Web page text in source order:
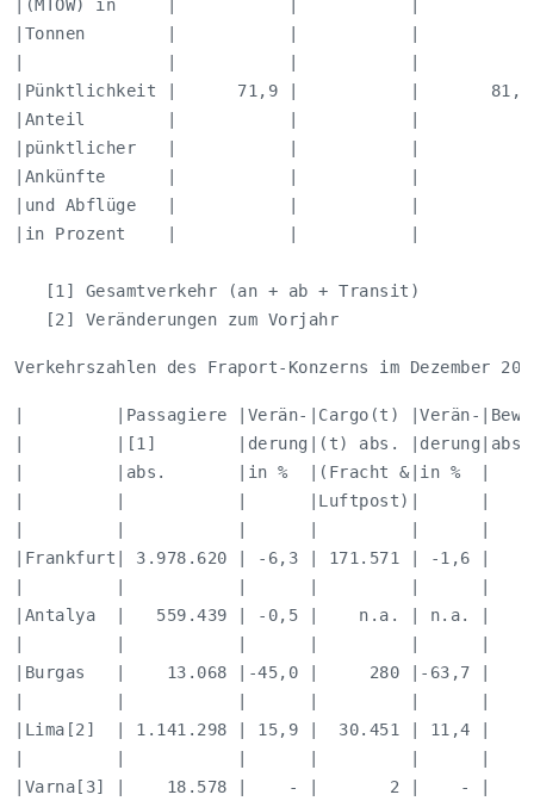
|(MTOW) in     |           |           |
|Tonnen        |           |           |
|Pünktlichkeit |      71,9 |           |
|Anteil        |           |           |
|pünktlicher   |           |           |
|Ankünfte      |           |           |
|und Abflüge   |           |           |
|in Prozent    |           |           |
   [1] Gesamtverkehr (an + ab + Transit)
   [2] Veränderungen zum Vorjahr
Verkehrszahlen des Fraport-Konzerns im Dezember
|         |Passagiere |Verän-|Cargo(t) |Verän-
|         |[1]        |derung|(t) abs.
|         |abs.       |in %  |(Fracht &|in %  |
|         |           |      |Luftpost)|      |
|Frankfurt| 3.978.620 | -6,3 | 171.571 | -1,6 |
|Antalya  |   559.439 | -0,5 |    n.a. | n.a. |
|Burgas   |    13.068 |-45,0 |     280 |-63,7 |
|Lima[2]  | 1.141.298 | 15,9 |  30.451 | 11,4 |
|Varna[3] |    18.578 |    - |       2 |    - |